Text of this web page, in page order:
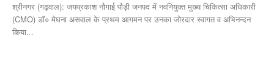
श्रीनगर (गढ़वाल): जयप्रकाश नौगाई ​पौड़ी जनपद में नवनियुक्त मुख्य चिकित्सा अधिकारी
(CMO) डॉ० मेघना असवाल के प्रथम आगमन पर उनका जोरदार स्वागत व अभिनन्दन
किया...